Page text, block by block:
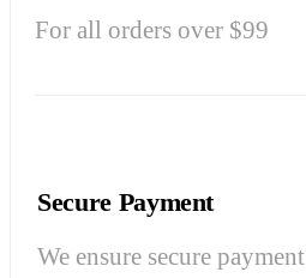
For all orders over $99
Secure Payment
We ensure secure payment